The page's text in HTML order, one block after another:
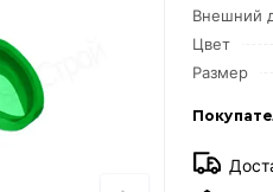
Внешний
Цвет
Размер